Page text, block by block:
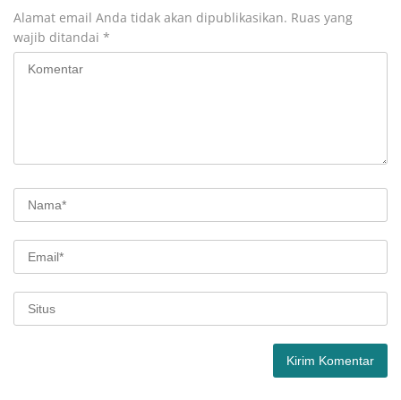
Alamat email Anda tidak akan dipublikasikan. Ruas yang
wajib ditandai *